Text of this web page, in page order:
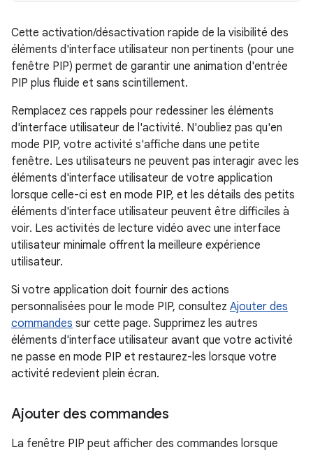
Cette activation/désactivation rapide de la visibilité des
éléments d'interface utilisateur non pertinents (pour une
fenêtre PIP) permet de garantir une animation d'entrée
PIP plus fluide et sans scintillement.
Remplacez ces rappels pour redessiner les éléments
d'interface utilisateur de l'activité. N'oubliez pas qu'en
mode PIP, votre activité s'affiche dans une petite
fenêtre. Les utilisateurs ne peuvent pas interagir avec les
éléments d'interface utilisateur de votre application
lorsque celle-ci est en mode PIP, et les détails des petits
éléments d'interface utilisateur peuvent être difficiles à
voir. Les activités de lecture vidéo avec une interface
utilisateur minimale offrent la meilleure expérience
utilisateur.
Si votre application doit fournir des actions
personnalisées pour le mode PIP, consultez Ajouter des
commandes sur cette page. Supprimez les autres
éléments d'interface utilisateur avant que votre activité
ne passe en mode PIP et restaurez-les lorsque votre
activité redevient plein écran.
Ajouter des commandes
La fenêtre PIP peut afficher des commandes lorsque